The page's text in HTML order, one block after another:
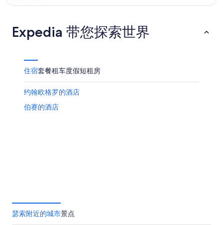
Expedia 带您探索世界
住宿套餐租车度假短租房
约翰欧格罗的酒店
伯赛的酒店
瑟索附近的城市景点